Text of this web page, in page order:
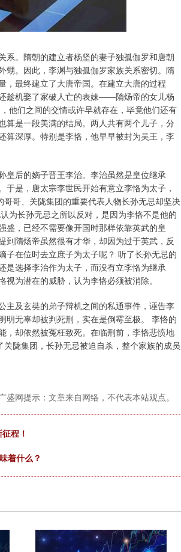
系。隋朝的建立者杨坚的妻子独孤伽罗和唐朝
甥。因此，李渊与独孤伽罗家族关系密切。隋
，最终建立了大唐帝国。在建立大唐的过程
趁机娶了家破人亡的表妹——隋炀帝的女儿杨
他们之间的交情或许早就存在，毕竟他们还有
算是一段美满的结局。两人共有两个儿子，分
算深厚。特别是李恪，他早早被封为吴王，李
皇后的嫡子晋王李治。李治虽然是皇位继承
是，唐太宗李世民开始有意立李恪为太子，
哥、关陇集团的重要代表人物长孙无忌却坚决
为长孙无忌之所以反对，是因为李恪不是他的
盛，已经不需要像开国时那样依靠英武的皇
隋炀帝虽然很有才华，却因为过于英武，反
子在位时去立庶子为太子呢？ 听了长孙无忌的
是选择李治作为太子，而没有立李恪为继承
为潜在的威胁，认为李恪必须被消除。
主及玄奘的弟子辩机之间的私通事件，诬告李
明无辜却被判死刑，实在是倒霉至极。 李恪的
，却依然被冤枉致死。在临刑前，李恪悲愤地
陇集团，长孙无忌被迫自杀，整个家族的成员
盛网提示：文章来自网络，不代表本站观点。
程！
着什么？